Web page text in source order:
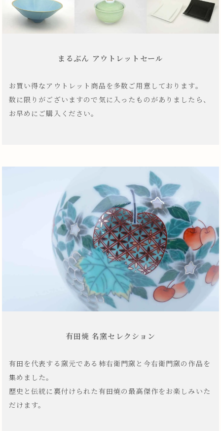
まるぶん アウトレットセール
お買い得なアウトレット商品を多数ご用意しております。
数に限りがございますので気に入ったものがありましたら、
お早めにご購入ください。
有田焼 名窯セレクション
有田を代表する窯元である柿右衛門窯と今右衛門窯の作品を
集めました。
歴史と伝統に裏付けられた有田焼の最高傑作をお楽しみいた
だけます。